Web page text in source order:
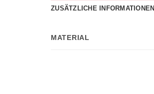
ZUSÄTZLICHE INFORMATIONEN
MATERIAL